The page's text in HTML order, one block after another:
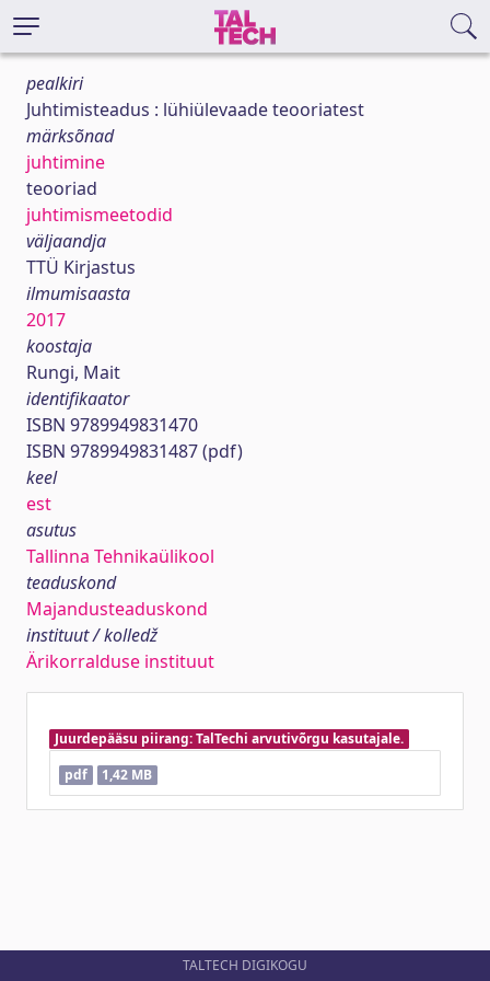
pealkiri
Juhtimisteadus : lühiülevaade teooriatest
märksõnad
juhtimine
teooriad
juhtimismeetodid
väljaandja
TTÜ Kirjastus
ilmumisaasta
2017
koostaja
Rungi, Mait
identifikaator
ISBN 9789949831470
ISBN 9789949831487 (pdf)
keel
est
asutus
Tallinna Tehnikaülikool
teaduskond
Majandusteaduskond
instituut / kolledž
Ärikorralduse instituut
Juurdepääsu piirang: TalTechi arvutivõrgu kasutajale.
pdf
1,42 MB
TALTECH DIGIKOGU